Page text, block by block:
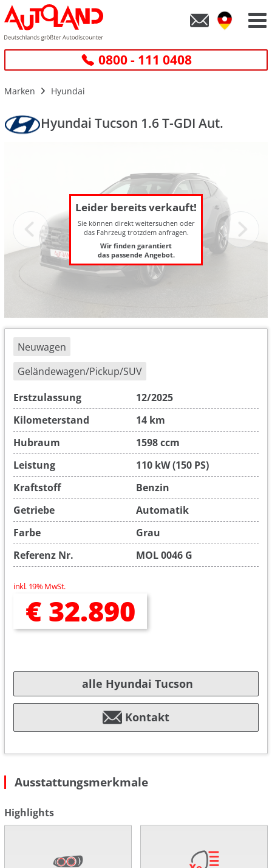
0800 - 111 0408
Marken Hyundai
Hyundai Tucson 1.6 T-GDI Aut.
Leider bereits verkauft!
Sie können direkt weitersuchen oder
das Fahrzeug trotzdem anfragen.
Wir finden garantiert
das passende Angebot.
Neuwagen
Geländewagen/Pickup/SUV
Erstzulassung
12/2025
Kilometerstand
14 km
Hubraum
1598 ccm
Leistung
110 kW (150 PS)
Kraftstoff
Benzin
Getriebe
Automatik
Farbe
Grau
Referenz Nr.
MOL 0046 G
inkl. 19% MwSt.
€ 32.890
alle Hyundai Tucson
Kontakt
Ausstattungsmerkmale
Highlights